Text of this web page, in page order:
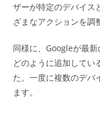
ザーが特定のデバイス
ざまなアクションを調
同様に、Googleが最
どのように追加してい
た。一度に複数のデバ
ます。